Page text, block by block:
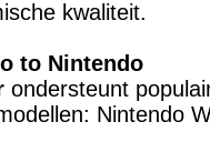
kwaliteit.
to Nintendo
ondersteunt
Nintendo